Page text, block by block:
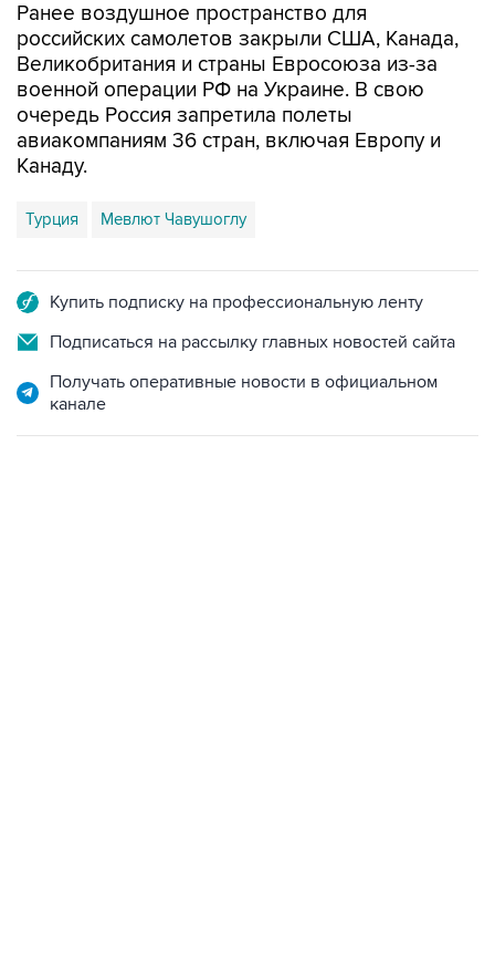
Ранее воздушное пространство для
российских самолетов закрыли США, Канада,
Великобритания и страны Евросоюза из-за
военной операции РФ на Украине. В свою
очередь Россия запретила полеты
авиакомпаниям 36 стран, включая Европу и
Канаду.
Турция Мевлют Чавушоглу
Купить подписку на профессиональную ленту
Подписаться на рассылку главных новостей сайта
Получать оперативные новости в официальном
канале